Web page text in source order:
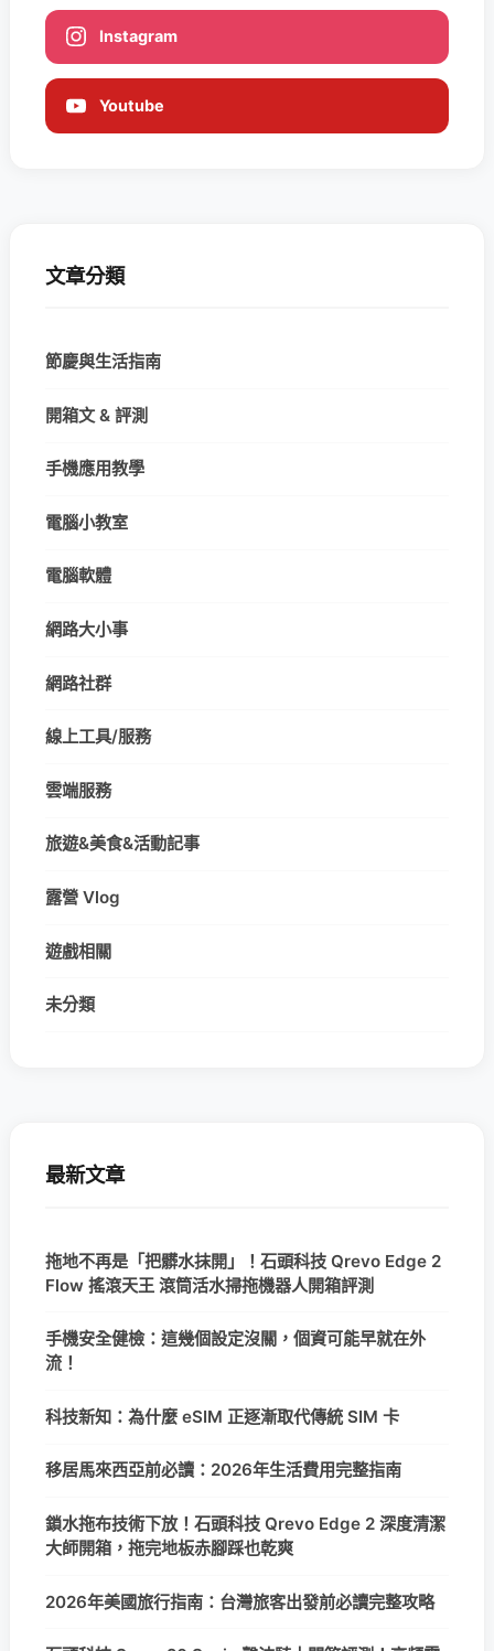
Instagram
Youtube
文章分類
節慶與生活指南
開箱文 & 評測
手機應用教學
電腦小教室
電腦軟體
網路大小事
網路社群
線上工具/服務
雲端服務
旅遊&美食&活動記事
露營 Vlog
遊戲相關
未分類
最新文章
拖地不再是「把髒水抹開」！石頭科技 Qrevo Edge 2
Flow 搖滾天王 滾筒活水掃拖機器人開箱評測
手機安全健檢：這幾個設定沒關，個資可能早就在外
流！
科技新知：為什麼 eSIM 正逐漸取代傳統 SIM 卡
移居馬來西亞前必讀：2026年生活費用完整指南
鎖水拖布技術下放！石頭科技 Qrevo Edge 2 深度清潔
大師開箱，拖完地板赤腳踩也乾爽
2026年美國旅行指南：台灣旅客出發前必讀完整攻略